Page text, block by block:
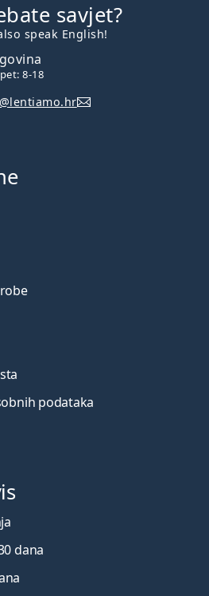
savjet?
speak English!
8-18
podataka
dana